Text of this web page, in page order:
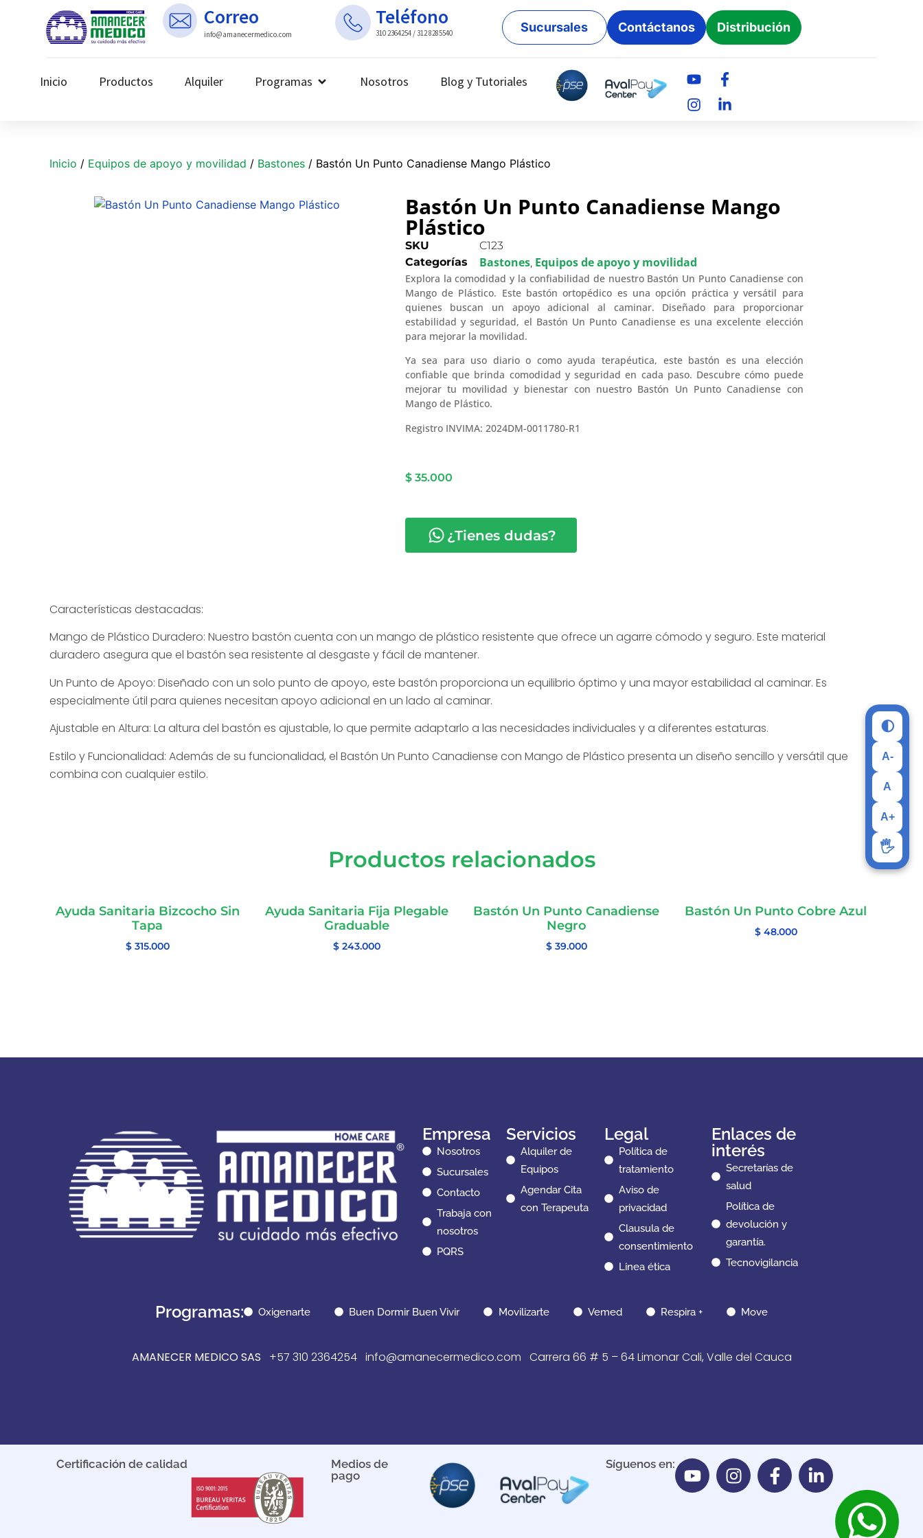
Correo
info@amanecermedico.com
Teléfono
310 2364254 / 312 8285540 Sucursales Contáctanos Distribución
Inicio Productos Alquiler Programas Nosotros Blog y Tutoriales
Inicio / Equipos de apoyo y movilidad / Bastones / Bastón Un Punto Canadiense Mango Plástico
Bastón Un Punto Canadiense Mango
Plástico
SKU
C123
Categorías
Bastones, Equipos de apoyo y movilidad
Explora la comodidad y la confiabilidad de nuestro Bastón Un Punto Canadiense con
Mango de Plástico. Este bastón ortopédico es una opción práctica y versátil para
quienes buscan un apoyo adicional al caminar. Diseñado para proporcionar
estabilidad y seguridad, el Bastón Un Punto Canadiense es una excelente elección
para mejorar la movilidad.
Ya sea para uso diario o como ayuda terapéutica, este bastón es una elección
confiable que brinda comodidad y seguridad en cada paso. Descubre cómo puede
mejorar tu movilidad y bienestar con nuestro Bastón Un Punto Canadiense con
Mango de Plástico.
Registro INVIMA: 2024DM-0011780-R1
$35.000
¿Tienes dudas?
Características destacadas:
Mango de Plástico Duradero: Nuestro bastón cuenta con un mango de plástico resistente que ofrece un agarre cómodo y seguro. Este material
duradero asegura que el bastón sea resistente al desgaste y fácil de mantener.
Un Punto de Apoyo: Diseñado con un solo punto de apoyo, este bastón proporciona un equilibrio óptimo y una mayor estabilidad al caminar. Es
especialmente útil para quienes necesitan apoyo adicional en un lado al caminar.
Ajustable en Altura: La altura del bastón es ajustable, lo que permite adaptarlo a las necesidades individuales y a diferentes estaturas.
Estilo y Funcionalidad: Además de su funcionalidad, el Bastón Un Punto Canadiense con Mango de Plástico presenta un diseño sencillo y versátil que
combina con cualquier estilo.
Productos relacionados
Ayuda Sanitaria Bizcocho Sin
Tapa
$315.000
Ayuda Sanitaria Fija Plegable
Graduable
$ 243.000
Bastón Un Punto Canadiense
Negro
$39.000
Bastón Un Punto Cobre Azul
$48.000
Empresa
Nosotros
Sucursales
Contacto
Trabaja con
nosotros
PQRS
Servicios
Alquiler de
Equipos
Agendar Cita
con Terapeuta
Legal
Política de
tratamiento
Aviso de
privacidad
Clausula de
consentimiento
Linea ética
Enlaces de
interés
Secretarías de
salud
Política de
devolución y
garantía.
Tecnovigilancia
Programas: Oxigenarte Buen Dormir Buen Vivir Movilizarte Vemed Respira + Move
AMANECER MEDICO SAS +57 310 2364254 info@amanecermedico.com Carrera 66 # 5 – 64 Limonar Cali, Valle del Cauca
Certificación de calidad
Medios de
pago
Síguenos en:
🌓
A-
A
A+
🖐️